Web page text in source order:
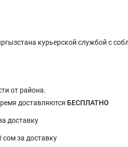
курьерской службой с
от района.
доставляются БЕСПЛАТНО
доставку
сом за доставку